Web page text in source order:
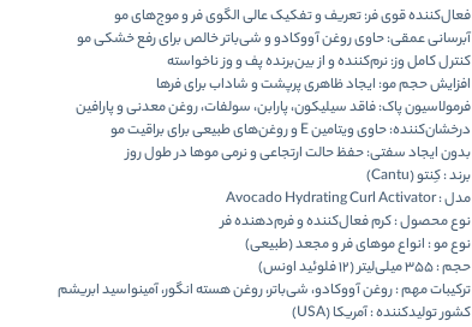
فعال‌کننده قوی فر:تعریف و تفکیک عالی الگوی فر و موج‌های مو
آبرسانی عمقی:حاوی روغن آووکادو و شی‌باتر خالص برای رفع خشکی مو
کنترل کامل وز:نرم‌کننده و از بین‌برنده پف و وز ناخواسته
افزایش حجم مو: ایجاد ظاهری پرپشت و شاداب برای فرها
فرمولاسیون پاک:فاقد سیلیکون، پارابن، سولفات، روغن معدنی و پارافین
درخشان‌کننده:حاوی ویتامین E و روغن‌های طبیعی برای براقیت مو
بدون ایجاد سفتی:حفظ حالت ارتجاعی و نرمی موها در طول روز
برند :کِنتو (Cantu)
مدل :Avocado Hydrating Curl Activator
نوع محصول :کرم فعال‌کننده و فرم‌دهنده فر
نوع مو : انواع موهای فر و مجعد (طبیعی)
حجم :۳۵۵ میلی‌لیتر (۱۲ فلوئید اونس)
ترکیبات مهم :روغن آووکادو، شی‌باتر، روغن هسته انگور، آمینواسید ابریشم
کشور تولیدکننده :آمریکا (USA)